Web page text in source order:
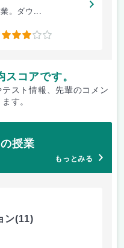
。ダウ...
3
コアです。
スト情報、先輩のコメン
す。
授業
もっとみる
ン(11)